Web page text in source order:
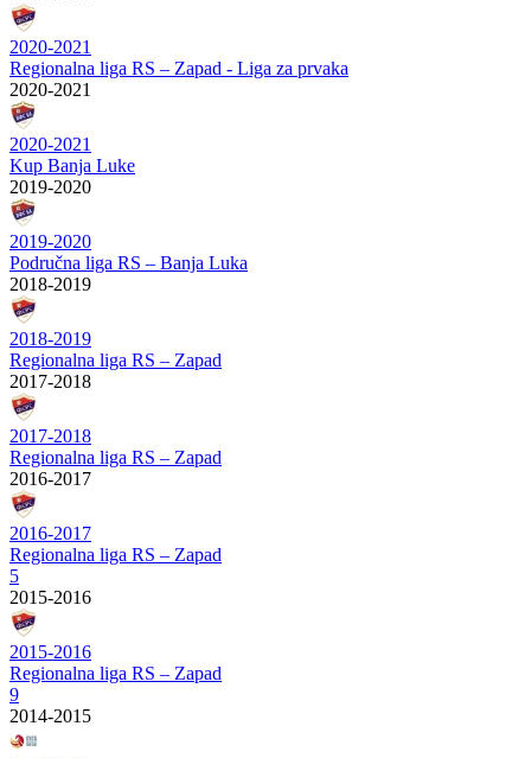
2020-2021
Regionalna liga RS – Zapad - Liga za prvaka
2020-2021
2020-2021
Kup Banja Luke
2019-2020
2019-2020
Područna liga RS – Banja Luka
2018-2019
2018-2019
Regionalna liga RS – Zapad
2017-2018
2017-2018
Regionalna liga RS – Zapad
2016-2017
2016-2017
Regionalna liga RS – Zapad
5
2015-2016
2015-2016
Regionalna liga RS – Zapad
9
2014-2015